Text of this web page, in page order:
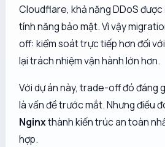
Cloudflare, khả năng DDoS
tính năng bảo mật. Vì vậy
off: kiểm soát trực tiếp hơn đối
lại trách nhiệm vận hành lớn hơn.
Với dự án này, trade-off đó đáng
là vấn đề trước mắt. Nhưng điều
Nginxthành kiến trúc an toàn
hợp.